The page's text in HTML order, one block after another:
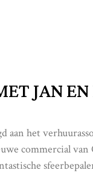
JAN
aan het
commercial